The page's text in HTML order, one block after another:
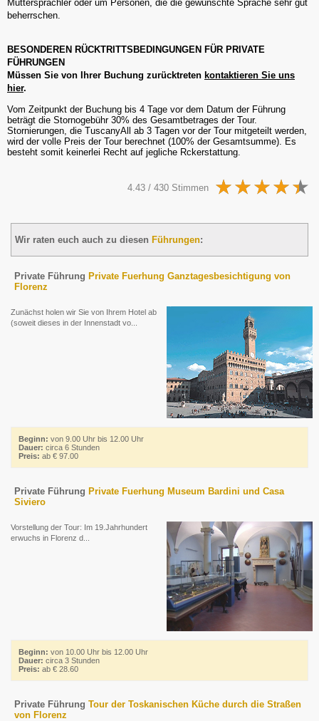
Muttersprachler oder um Personen, die die gewünschte Sprache sehr gut
beherrschen.
BESONDEREN RÜCKTRITTSBEDINGUNGEN FÜR PRIVATE
FÜHRUNGEN
Müssen Sie von Ihrer Buchung zurücktreten kontaktieren Sie uns
hier.
Vom Zeitpunkt der Buchung bis 4 Tage vor dem Datum der Führung
beträgt die Stornogebühr 30% des Gesamtbetrages der Tour.
Stornierungen, die TuscanyAll ab 3 Tagen vor der Tour mitgeteilt werden,
wird der volle Preis der Tour berechnet (100% der Gesamtsumme). Es
besteht somit keinerlei Recht auf jegliche Rckerstattung.
4.43 / 430 Stimmen
Wir raten euch auch zu diesen Führungen:
Private Führung Private Fuerhung Ganztagesbesichtigung von
Florenz
Zunächst holen wir Sie von Ihrem Hotel ab
(soweit dieses in der Innenstadt vo...
Beginn: von 9.00 Uhr bis 12.00 Uhr
Dauer: circa 6 Stunden
Preis: ab € 97.00
Private Führung Private Fuerhung Museum Bardini und Casa
Siviero
Vorstellung der Tour: Im 19.Jahrhundert
erwuchs in Florenz d...
Beginn: von 10.00 Uhr bis 12.00 Uhr
Dauer: circa 3 Stunden
Preis: ab € 28.60
Private Führung Tour der Toskanischen Küche durch die Straßen
von Florenz